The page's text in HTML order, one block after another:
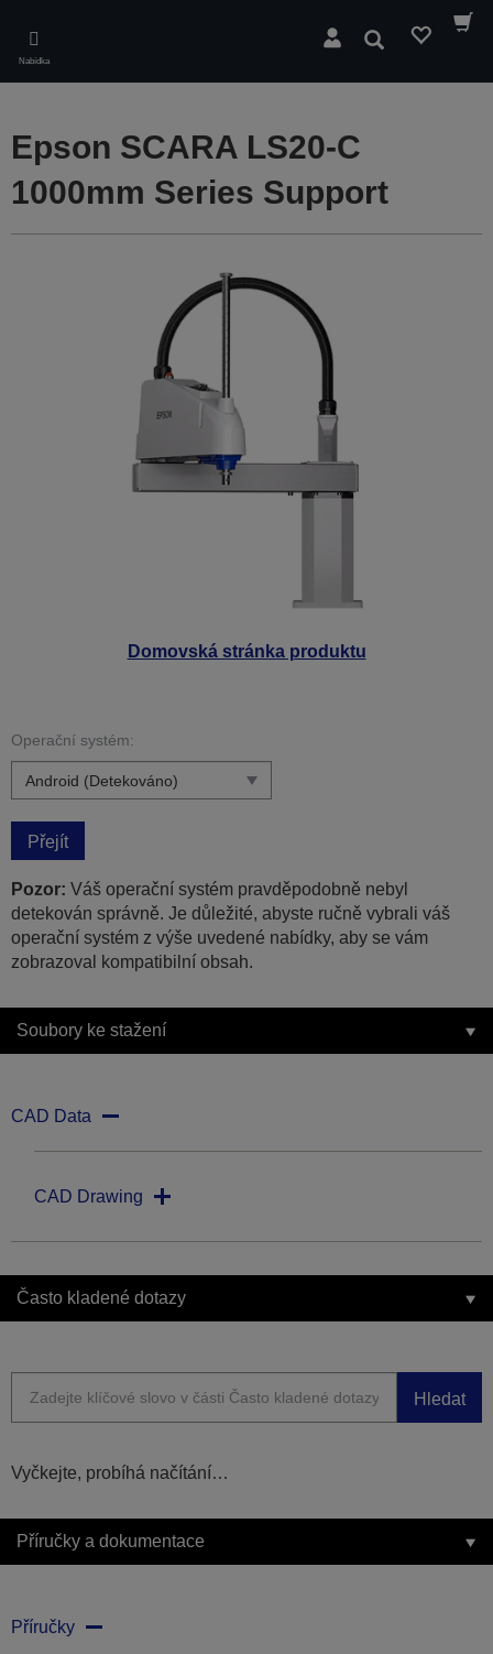
main
content
Nabídka
Hledat
Domovská stránka produktu
Epson SCARA LS20-C
1000mm Series Support
Operační systém:
Přejít
Pozor: Váš operační systém pravděpodobně nebyl
detekován správně. Je důležité, abyste ručně vybrali váš
operační systém z výše uvedené nabídky, aby se vám
zobrazoval kompatibilní obsah.
Soubory ke stažení
CAD Data
CAD Drawing
Často kladené dotazy
Hledat
Vyčkejte, probíhá načítání…
Příručky a dokumentace
Příručky